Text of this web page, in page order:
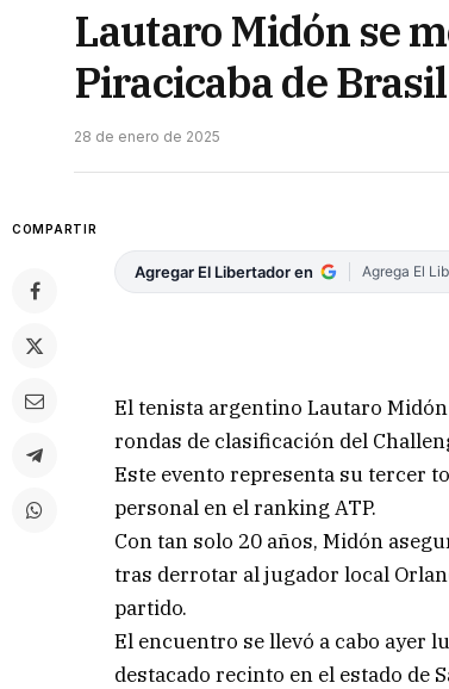
Lautaro Midón se
Piracicaba de Brasil
28 de enero de 2025
COMPARTIR
Agregar El Libertador en Agrega El
El tenista argentino Lautaro
rondas de clasificación del
Este evento representa su tercer
personal en el ranking ATP.
Con tan solo 20 años, Midón
tras derrotar al jugador local
partido.
El encuentro se llevó a cabo ayer
destacado recinto en el estado de